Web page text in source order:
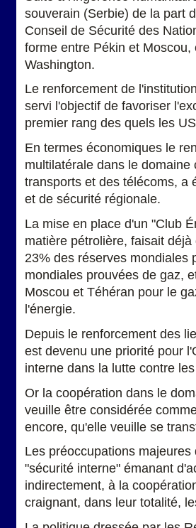
souverain (Serbie) de la part
Conseil de Sécurité des
forme entre Pékin et
Washington.
Le renforcement de
servi l'objectif de favoriser
premier rang des quels les
En termes économiques le
multilatérale dans le
transports et des télécoms, a
et de sécurité régionale.
La mise en place d'un "Club
matière pétrolière, faisait
23% des réserves mondiales
mondiales prouvées de gaz,
Moscou et Téhéran pour le
l'énergie.
Depuis le renforcement des
est devenu une priorité pour
interne dans la lutte contre
Or la coopération dans le
veuille être considérée
encore, qu'elle veuille se
Les préoccupations
"sécurité interne" émanant
indirectement, à la
craignant, dans leur totalité,